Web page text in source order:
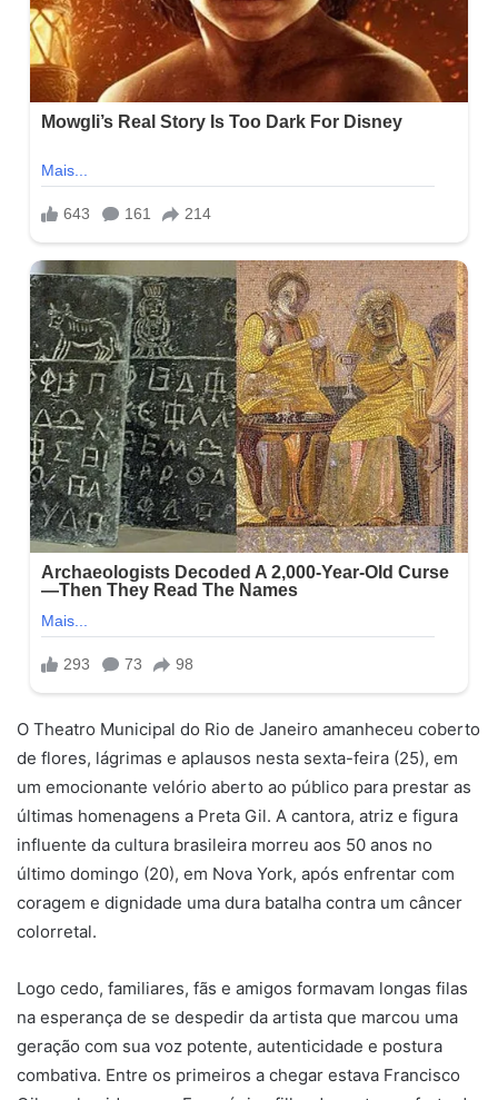
O Theatro Municipal do Rio de Janeiro amanheceu coberto
de flores, lágrimas e aplausos nesta sexta-feira (25), em
um emocionante velório aberto ao público para prestar as
últimas homenagens a Preta Gil. A cantora, atriz e figura
influente da cultura brasileira morreu aos 50 anos no
último domingo (20), em Nova York, após enfrentar com
coragem e dignidade uma dura batalha contra um câncer
colorretal.
Logo cedo, familiares, fãs e amigos formavam longas filas
na esperança de se despedir da artista que marcou uma
geração com sua voz potente, autenticidade e postura
combativa. Entre os primeiros a chegar estava Francisco